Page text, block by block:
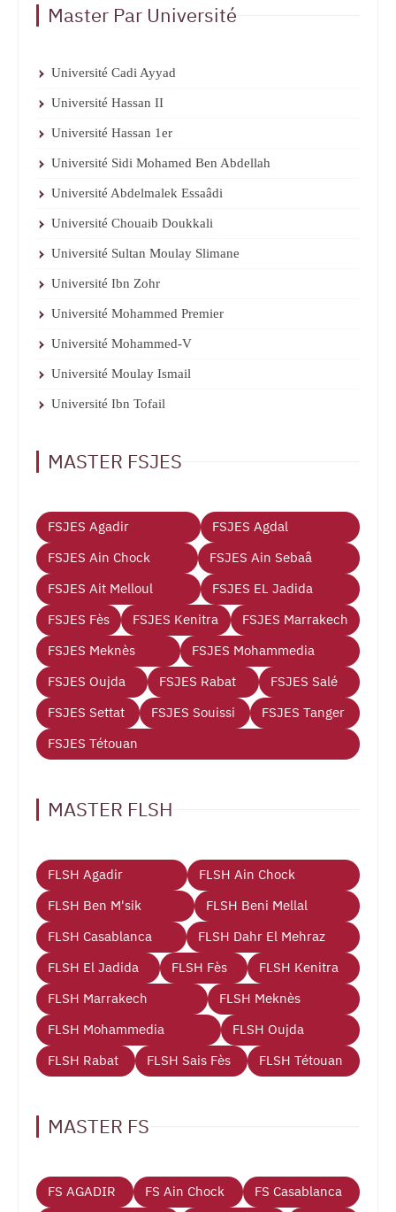
Master Par Université
Université Cadi Ayyad
Université Hassan II
Université Hassan 1er
Université Sidi Mohamed Ben Abdellah
Université Abdelmalek Essaâdi
Université Chouaib Doukkali
Université Sultan Moulay Slimane
Université Ibn Zohr
Université Mohammed Premier
Université Mohammed-V
Université Moulay Ismail
Université Ibn Tofail
MASTER FSJES
FSJES Agadir
FSJES Agdal
FSJES Ain Chock
FSJES Ain Sebaâ
FSJES Ait Melloul
FSJES EL Jadida
FSJES Fès
FSJES Kenitra
FSJES Marrakech
FSJES Meknès
FSJES Mohammedia
FSJES Oujda
FSJES Rabat
FSJES Salé
FSJES Settat
FSJES Souissi
FSJES Tanger
FSJES Tétouan
MASTER FLSH
FLSH Agadir
FLSH Ain Chock
FLSH Ben M'sik
FLSH Beni Mellal
FLSH Casablanca
FLSH Dahr El Mehraz
FLSH El Jadida
FLSH Fès
FLSH Kenitra
FLSH Marrakech
FLSH Meknès
FLSH Mohammedia
FLSH Oujda
FLSH Rabat
FLSH Sais Fès FLSH Tétouan
MASTER FS
FS AGADIR FS Ain Chock
FS Casablanca